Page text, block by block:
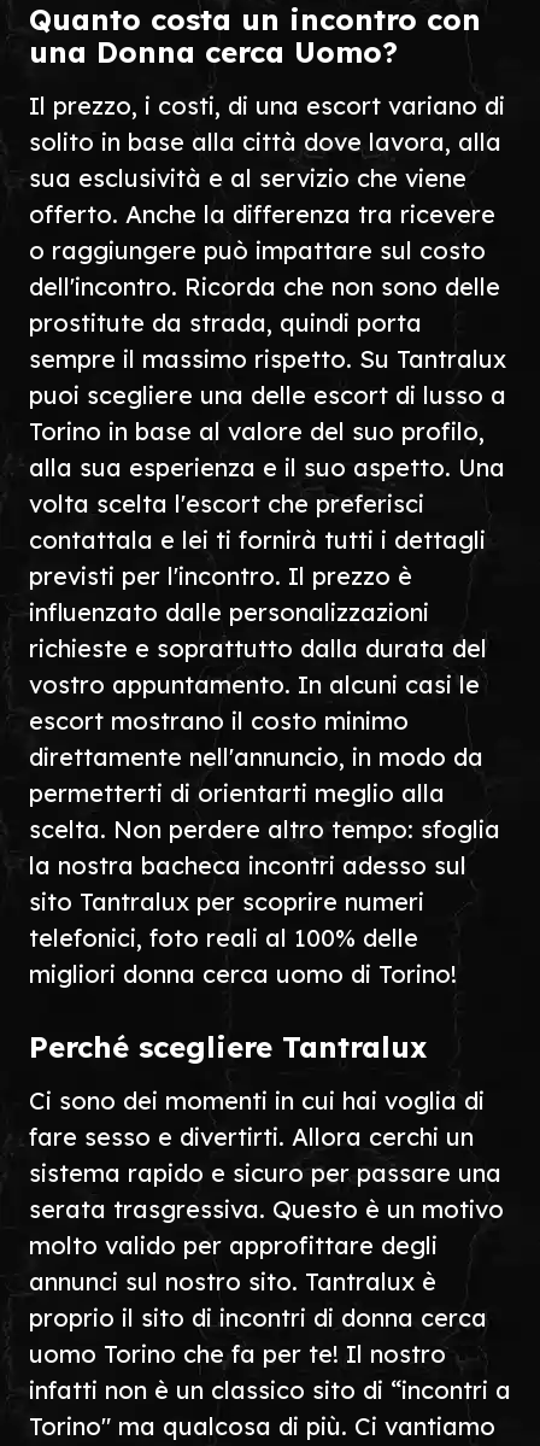
Quanto costa un incontro con
una Donna cerca Uomo?
Il prezzo, i costi, di una escort variano di
solito in base alla città dove lavora, alla
sua esclusività e al servizio che viene
offerto. Anche la differenza tra ricevere
o raggiungere può impattare sul costo
dell'incontro. Ricorda che non sono delle
prostitute da strada, quindi porta
sempre il massimo rispetto. Su Tantralux
puoi scegliere una delle escort di lusso a
Torino in base al valore del suo profilo,
alla sua esperienza e il suo aspetto. Una
volta scelta l'escort che preferisci
contattala e lei ti fornirà tutti i dettagli
previsti per l'incontro. Il prezzo è
influenzato dalle personalizzazioni
richieste e soprattutto dalla durata del
vostro appuntamento. In alcuni casi le
escort mostrano il costo minimo
direttamente nell'annuncio, in modo da
permetterti di orientarti meglio alla
scelta. Non perdere altro tempo: sfoglia
la nostra bacheca incontri adesso sul
sito Tantralux per scoprire numeri
telefonici, foto reali al 100% delle
migliori donna cerca uomo di Torino!
Perché scegliere Tantralux
Ci sono dei momenti in cui hai voglia di
fare sesso e divertirti. Allora cerchi un
sistema rapido e sicuro per passare una
serata trasgressiva. Questo è un motivo
molto valido per approfittare degli
annunci sul nostro sito. Tantralux è
proprio il sito di incontri di donna cerca
uomo Torino che fa per te! Il nostro
infatti non è un classico sito di “incontri a
Torino" ma qualcosa di più. Ci vantiamo